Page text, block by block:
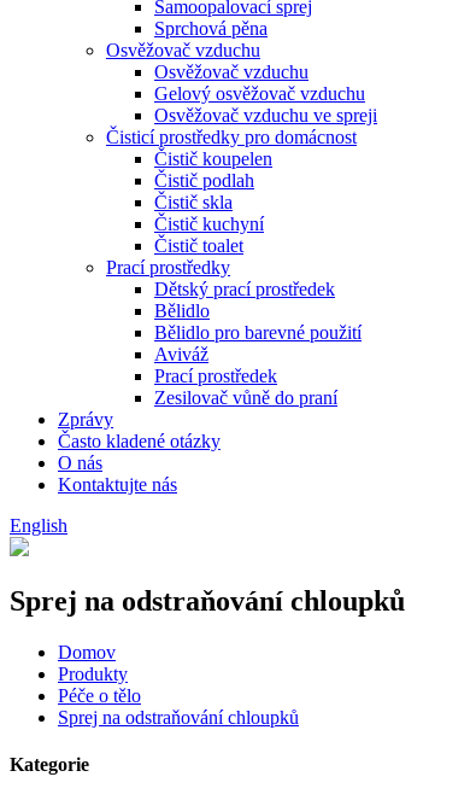
Samoopalovací sprej
Sprchová pěna
Osvěžovač vzduchu
Osvěžovač vzduchu
Gelový osvěžovač vzduchu
Osvěžovač vzduchu ve spreji
Čisticí prostředky pro domácnost
Čistič koupelen
Čistič podlah
Čistič skla
Čistič kuchyní
Čistič toalet
Prací prostředky
Dětský prací prostředek
Bělidlo
Bělidlo pro barevné použití
Aviváž
Prací prostředek
Zesilovač vůně do praní
Zprávy
Často kladené otázky
O nás
Kontaktujte nás
English
Sprej na odstraňování chloupků
Domov
Produkty
Péče o tělo
Sprej na odstraňování chloupků
Kategorie